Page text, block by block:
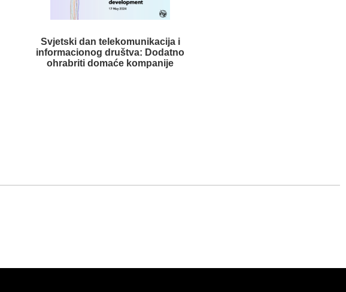
Svjetski dan telekomunikacija i
informacionog društva: Dodatno
ohrabriti domaće kompanije